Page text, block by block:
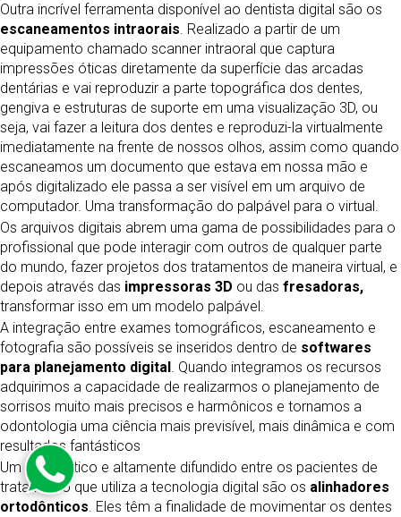
Outra incrível ferramenta disponível ao dentista digital são os
escaneamentos intraorais. Realizado a partir de um
equipamento chamado scanner intraoral que captura
impressões óticas diretamente da superfície das arcadas
dentárias e vai reproduzir a parte topográfica dos dentes,
gengiva e estruturas de suporte em uma visualização 3D, ou
seja, vai fazer a leitura dos dentes e reproduzi-la virtualmente
imediatamente na frente de nossos olhos, assim como quando
escaneamos um documento que estava em nossa mão e
após digitalizado ele passa a ser visível em um arquivo de
computador. Uma transformação do palpável para o virtual.
Os arquivos digitais abrem uma gama de possibilidades para o
profissional que pode interagir com outros de qualquer parte
do mundo, fazer projetos dos tratamentos de maneira virtual, e
depois através das impressoras 3D ou das fresadoras,
transformar isso em um modelo palpável.
A integração entre exames tomográficos, escaneamento e
fotografia são possíveis se inseridos dentro de softwares
para planejamento digital. Quando integramos os recursos
adquirimos a capacidade de realizarmos o planejamento de
sorrisos muito mais precisos e harmônicos e tornamos a
odontologia uma ciência mais previsível, mais dinâmica e com
resultados fantásticos
Um tipo prático e altamente difundido entre os pacientes de
tratamento que utiliza a tecnologia digital são os alinhadores
ortodônticos. Eles têm a finalidade de movimentar os dentes